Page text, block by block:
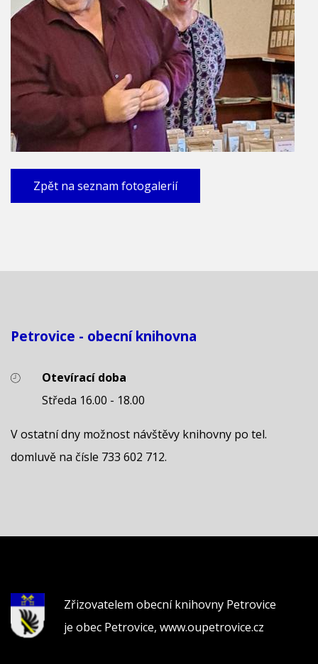
Zpět na seznam fotogalerií
Petrovice - obecní knihovna
Otevírací doba
Středa 16.00 - 18.00
V ostatní dny možnost návštěvy knihovny po tel.
domluvě na čísle 733 602 712.
Zřizovatelem obecní knihovny Petrovice
je obec Petrovice, www.oupetrovice.cz